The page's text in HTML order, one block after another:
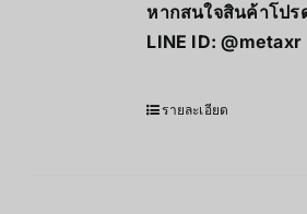
หากสนใจสินค้าโป
LINE ID:@metaxr
รายละเอียด